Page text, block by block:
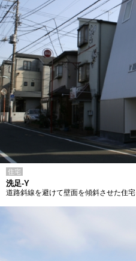
住宅
洗足-Y
道路斜線を避けて壁面を傾斜させた住宅